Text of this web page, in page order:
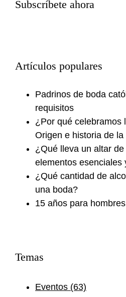
Subscríbete ahora
Artículos populares
Padrinos de boda
requisitos
¿Por qué celebramos
Origen e historia de
¿Qué lleva un altar
elementos esenciales
¿Qué cantidad de
una boda?
15 años para hombres
Temas
Eventos (63)